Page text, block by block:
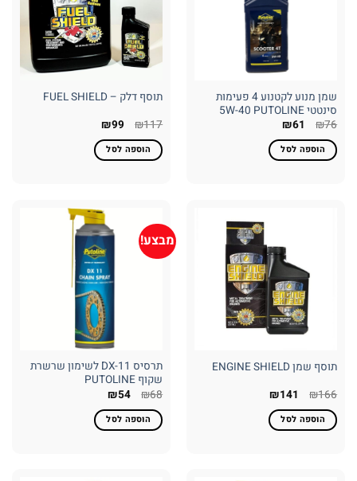
שמן מנוע לקטנוע 4 פעימות
סינטטי 5W-40 PUTOLINE
₪76 המחיר
היה:
₪76.
₪61 המחיר
הוא:
₪61.הוספה לסל
תוסף דלק – FUEL SHIELD
₪117 המחיר
היה:
₪117.
₪99 המחיר
הוא:
₪99. הוספה לסל
תוסף שמן ENGINE SHIELD
₪166 המחיר
היה:
₪166.
₪141 המחיר
הוא:
₪141. הוספה לסל
מבצע!
תרסיס DX-11 לשימון שרשרת
שקוף PUTOLINE
₪68 המחיר
היה:
₪68.
₪54 המחיר
הוא:
₪54.הוספה לסל